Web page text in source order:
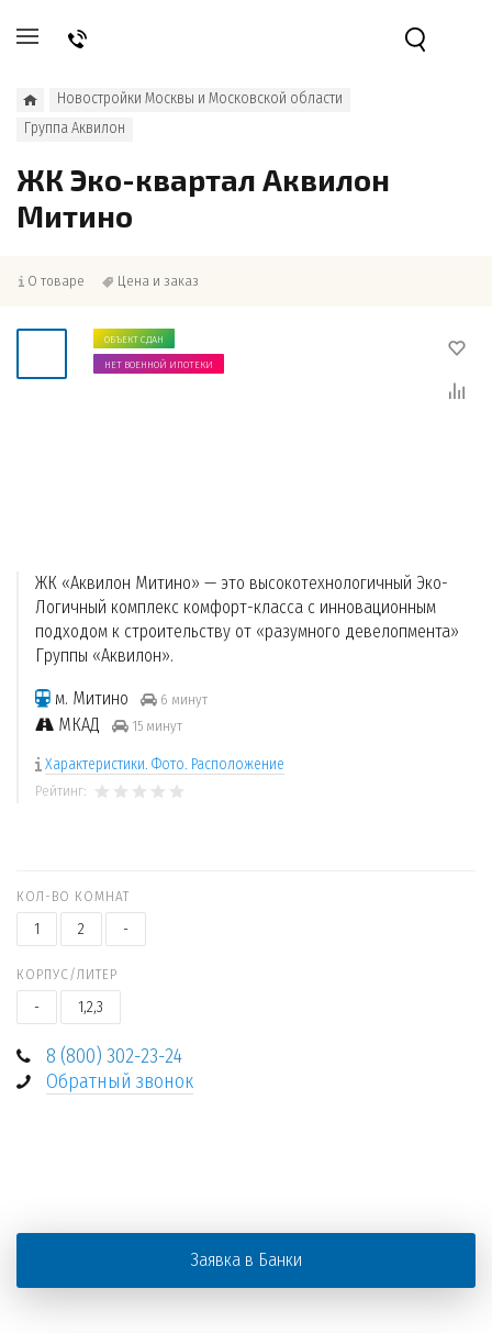
Новостройки Москвы и Московской области
Группа Аквилон
ЖК Эко-квартал Аквилон
Митино
О товаре Цена и заказ
ОБЪЕКТ СДАН
НЕТ ВОЕННОЙ ИПОТЕКИ
ЖК «Аквилон Митино» — это высокотехнологичный Эко-
Логичный комплекс комфорт-класса с инновационным
подходом к строительству от «разумного девелопмента»
Группы «Аквилон».
м. Митино 6 минут
МКАД 15 минут
Характеристики. Фото. Расположение
Рейтинг:
КОЛ-ВО КОМНАТ
1 2 -
КОРПУС/ЛИТЕР
- 1,2,3
8 (800) 302-23-24
Обратный звонок
Заявка в Банки